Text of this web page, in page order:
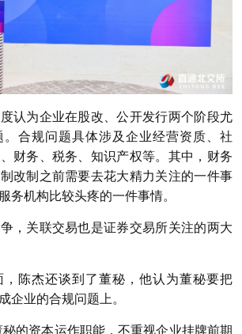
认为企业在股改、公开发行两个阶段尤
合规问题具体涉及企业经营资质、社
财务、税务、知识产权等。其中，财务
改制之前需要去花大精力关注的一件事
务机构比较头疼的一件事情。
，关联交易也是证券交易所关注的两大
陈杰还谈到了董秘，他认为董秘要把
企业的合规问题上。
的资本运作职能，不重视企业挂牌前期